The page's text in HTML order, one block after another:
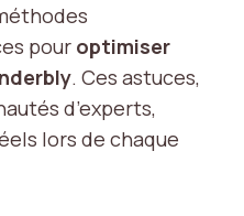
pour optimiser
. Ces astuces,
d’experts,
lors de chaque